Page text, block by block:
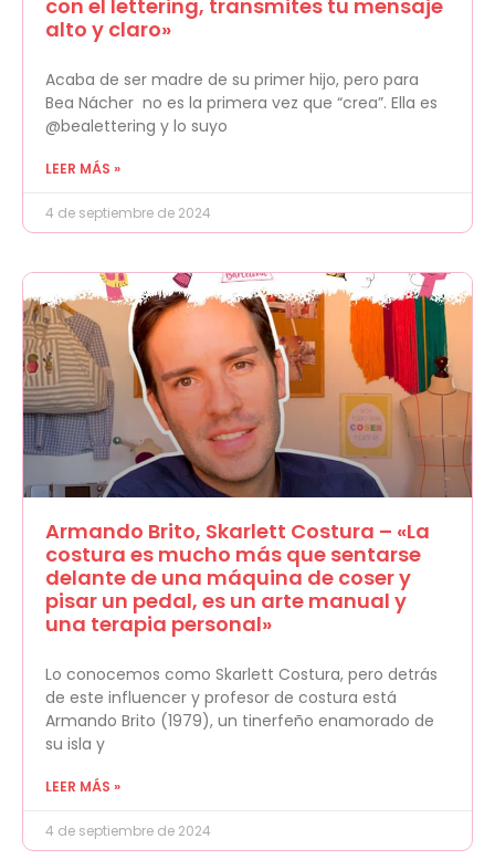
con el lettering, transmites tu mensaje
alto y claro»
Acaba de ser madre de su primer hijo, pero para
Bea Nácher no es la primera vez que “crea”. Ella es
@bealettering y lo suyo
LEER MÁS »
4 de septiembre de 2024
Armando Brito, Skarlett Costura – «La
costura es mucho más que sentarse
delante de una máquina de coser y
pisar un pedal, es un arte manual y
una terapia personal»
Lo conocemos como Skarlett Costura, pero detrás
de este influencer y profesor de costura está
Armando Brito (1979), un tinerfeño enamorado de
su isla y
LEER MÁS »
4 de septiembre de 2024